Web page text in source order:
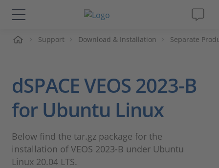
Solutions & Produits
Magazine
Carrières
Support Download & Installation Separate
dSPACE VEOS 2023-B
for Ubuntu Linux
Below find the tar.gz package for the
installation of VEOS 2023-B under Ubuntu
Linux 20.04 LTS.